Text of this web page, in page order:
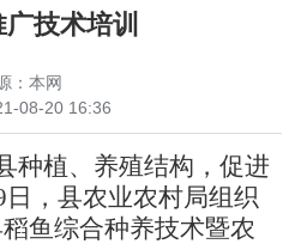
技术培训
：本网
08-20 16:36
种植、 养殖结构 ，促进
日，县农业农村局组织
稻鱼综合种养技术暨农